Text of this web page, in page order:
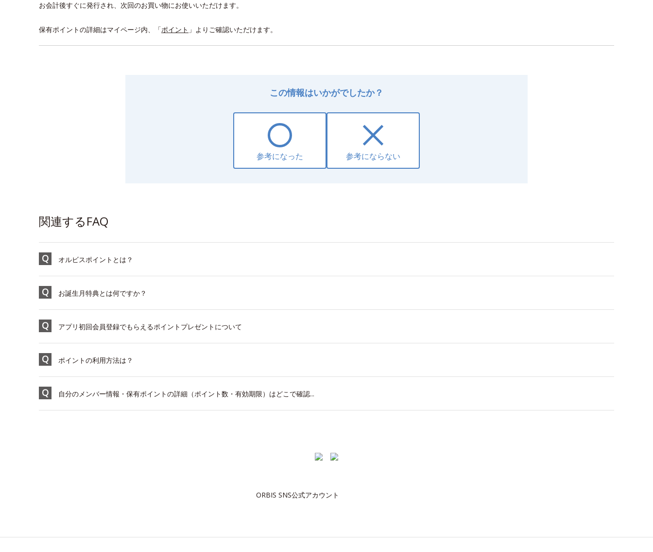
お会計後すぐに発行され、次回のお買い物にお使いいただけます。
保有ポイントの詳細はマイページ内、「ポイント 」よりご確認いただけます。
この情報はいかがでしたか？
参考になった 参考にならない
関連するFAQ
オルビスポイントとは？
お誕生月特典とは何ですか？
アプリ初回会員登録でもらえるポイントプレゼントについて
ポイントの利用方法は？
自分のメンバー情報・保有ポイントの詳細（ポイント数・有効期限）はどこで確認...
ORBIS SNS公式アカウント